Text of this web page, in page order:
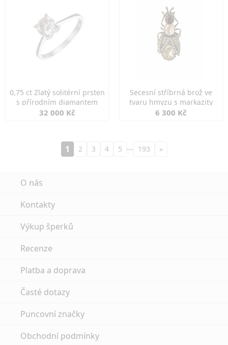
0,75 ct Zlatý solitérní prsten
s přírodním diamantem
32 000 Kč
Secesní stříbrná brož ve
tvaru hmyzu s markazity
6 300 Kč
1 2 3 4 5 … 193 »
O nás
Kontakty
Výkup šperků
Recenze
Platba a doprava
Časté dotazy
Puncovní značky
Obchodní podmínky